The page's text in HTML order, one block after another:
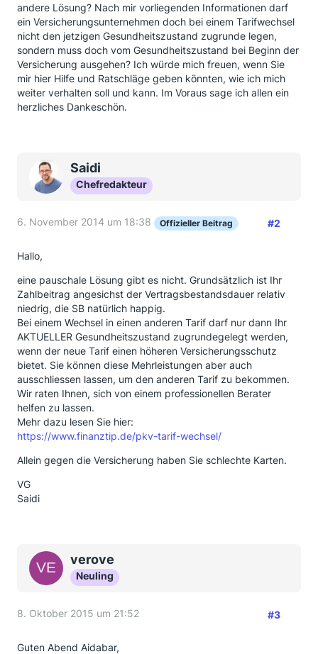
andere Lösung? Nach mir vorliegenden Informationen darf
ein Versicherungsunternehmen doch bei einem Tarifwechsel
nicht den jetzigen Gesundheitszustand zugrunde legen,
sondern muss doch vom Gesundheitszustand bei Beginn der
Versicherung ausgehen? Ich würde mich freuen, wenn Sie
mir hier Hilfe und Ratschläge geben könnten, wie ich mich
weiter verhalten soll und kann. Im Voraus sage ich allen ein
herzliches Dankeschön.
Saidi
Chefredakteur
6. November 2014 um 18:38 Offizieller Beitrag #2
Hallo,
eine pauschale Lösung gibt es nicht. Grundsätzlich ist Ihr
Zahlbeitrag angesichst der Vertragsbestandsdauer relativ
niedrig, die SB natürlich happig.
Bei einem Wechsel in einen anderen Tarif darf nur dann Ihr
AKTUELLER Gesundheitszustand zugrundegelegt werden,
wenn der neue Tarif einen höheren Versicherungsschutz
bietet. Sie können diese Mehrleistungen aber auch
ausschliessen lassen, um den anderen Tarif zu bekommen.
Wir raten Ihnen, sich von einem professionellen Berater
helfen zu lassen.
Mehr dazu lesen Sie hier:
https://www.finanztip.de/pkv-tarif-wechsel/
Allein gegen die Versicherung haben Sie schlechte Karten.
VG
Saidi
verove
Neuling
8. Oktober 2015 um 21:52 #3
Guten Abend Aidabar,